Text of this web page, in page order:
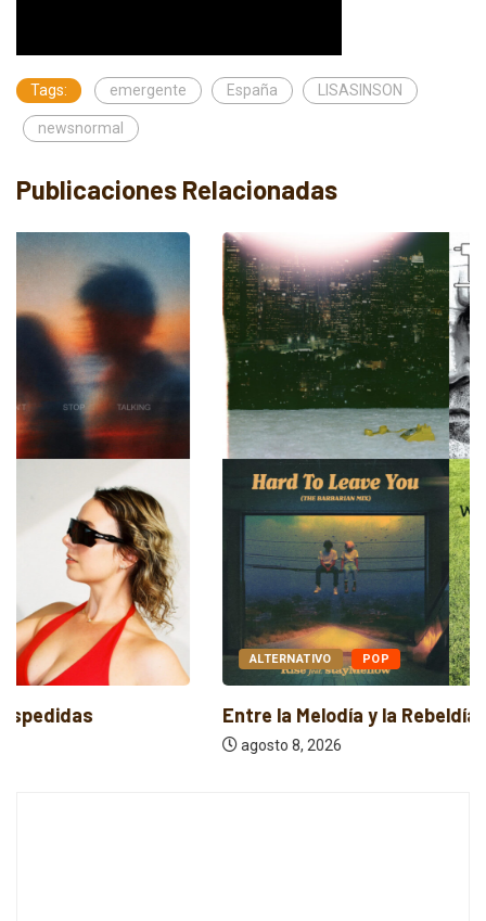
Tags: emergente España LISASINSON
newsnormal
Publicaciones Relacionadas
ALTERNATIVO POP
Entre la Melodía y la Rebeldía